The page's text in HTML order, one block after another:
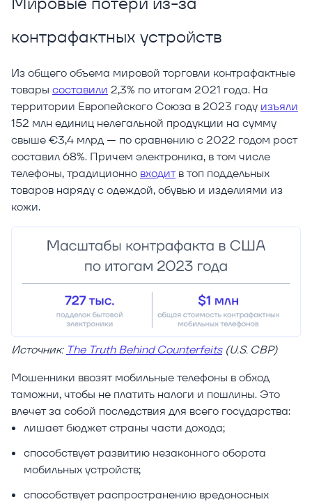
контрафактных устройств
Из общего объема мировой торговли контрафактные
товары составили 2,3% по итогам 2021 года. На
территории Европейского Союза в 2023 году изъяли
152 млн единиц нелегальной продукции на сумму
свыше €3,4 млрд — по сравнению с 2022 годом рост
составил 68%. Причем электроника, в том числе
телефоны, традиционно входитв топ поддельных
товаров наряду с одеждой, обувью и изделиями из
кожи.
Источник: The Truth Behind Counterfeits(U.S. CBP)
Мошенники ввозят мобильные телефоны в обход
таможни, чтобы не платить налоги и пошлины. Это
влечет за собой последствия для всего государства:
лишает бюджет страны части дохода;
способствует развитию незаконного оборота
мобильных устройств;
способствует распространению вредоносных